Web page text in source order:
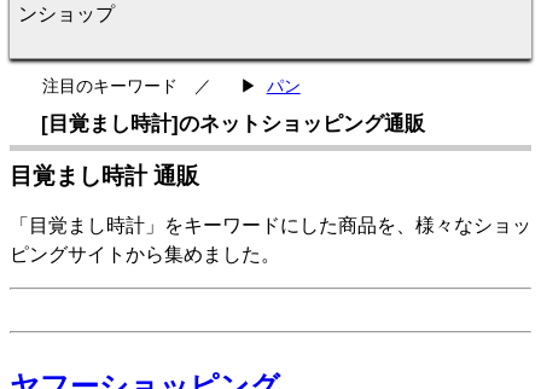
ンショップ
注目のキーワード ／ ▶ パン
[目覚まし時計]のネットショッピング通販
目覚まし時計 通販
「目覚まし時計」をキーワードにした商品を、様々なショッ
ピングサイトから集めました。